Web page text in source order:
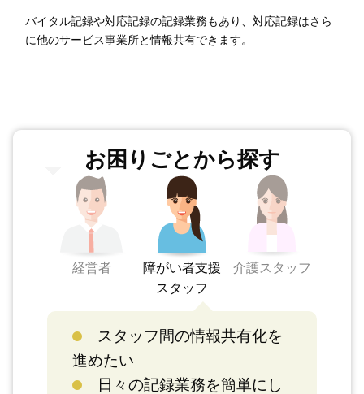
バイタル記録や対応記録の記録業務もあり、対応記録はさら
に他のサービス事業所と情報共有できます。
お困りごとから探す
経営者
障がい者支援
スタッフ
スタッフ間の情報共有化を
進めたい
日々の記録業務を簡単にし
介護スタッフ